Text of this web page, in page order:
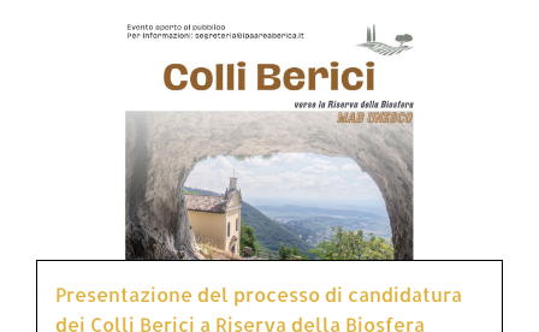
Presentazione del processo di candidatura
dei Colli Berici a Riserva della Biosfera